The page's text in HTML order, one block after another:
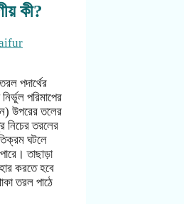
কী?
পদার্থের
পরিমাপের
উপরের তলের
নিচের তরলের
ঘটলে
তাছাড়া
করতে হবে
তরল পাঠে